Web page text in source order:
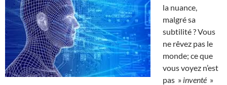
la nuance,
malgré sa
subtilité ? Vous
ne rêvez pas le
monde; ce que
vous voyez n’est
pas » inventé »